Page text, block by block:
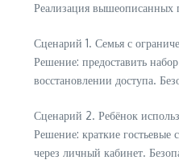
Реализация вышеописанных
Сценарий 1. Семья с
Решение: предоставить
восстановлении доступа.
Сценарий 2. Ребёнок
Решение: краткие
через личный кабинет.